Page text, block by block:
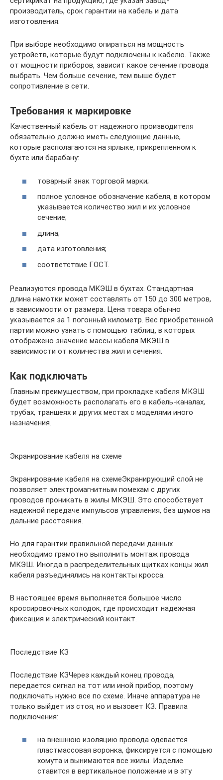
производитель, срок гарантии на кабель и дата
изготовления.
При выборе необходимо опираться на мощность
устройств, которые будут подключены к кабелю. Также
от мощности приборов, зависит какое сечение провода
выбрать. Чем больше сечение, тем выше будет
сопротивление в сети.
Требования к маркировке
Качественный кабель от надежного производителя
обязательно должно иметь следующие данные,
которые располагаются на ярлыке, прикрепленном к
бухте или барабану:
товарный знак торговой марки;
полное условное обозначение кабеля, в котором
указывается количество жил и их условное
сечение;
длина;
дата изготовления;
соответствие ГОСТ.
Реализуются провода МКЭШ в бухтах. Стандартная
длина намотки может составлять от 150 до 300 метров,
в зависимости от размера. Цена товара обычно
указывается за 1 погонный километр. Вес приобретенной
партии можно узнать с помощью таблиц, в которых
отображено значение массы кабеля МКЭШ в
зависимости от количества жил и сечения.
Как подключать
Главным преимуществом, при прокладке кабеля МКЭШ
будет возможность располагать его в кабель-каналах,
трубах, траншеях и других местах с моделями иного
назначения.
Экранирование кабеля на схеме
Экранирование кабеля на схемеЭкранирующий слой не
позволяет электромагнитным помехам с других
проводов проникать в жилы МКЭШ. Это способствует
надежной передаче импульсов управления, без шумов на
дальние расстояния.
Но для гарантии правильной передачи данных
необходимо грамотно выполнить монтаж провода
МКЭШ. Иногда в распределительных щитках концы жил
кабеля разъединялись на контакты кросса.
В настоящее время выполняется большое число
кроссировочных колодок, где происходит надежная
фиксация и электрический контакт.
Последствие КЗ
Последствие КЗЧерез каждый конец провода,
передается сигнал на тот или иной прибор, поэтому
подключать нужно все по схеме. Иначе аппаратура не
только выйдет из стоя, но и вызовет КЗ. Правила
подключения:
на внешнюю изоляцию провода одевается
пластмассовая воронка, фиксируется с помощью
хомута и вынимаются все жилы. Изделие
ставится в вертикальное положение и в эту